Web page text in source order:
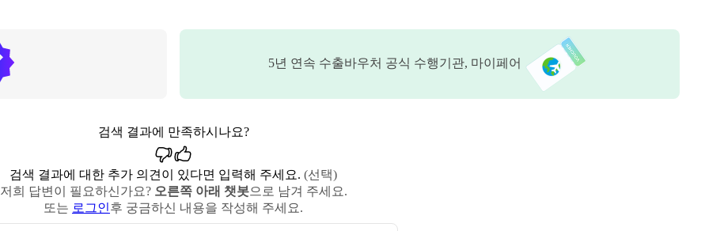
5년 연속 수출바우처 공식 수행기관, 마이페어
검색 결과에 만족하시나요?
검색 결과에 대한 추가 의견이 있다면 입력해 주세요. (선택)
저희 답변이 필요하신가요? 오른쪽 아래 챗봇으로 남겨 주세요.
또는 로그인후 궁금하신 내용을 작성해 주세요.